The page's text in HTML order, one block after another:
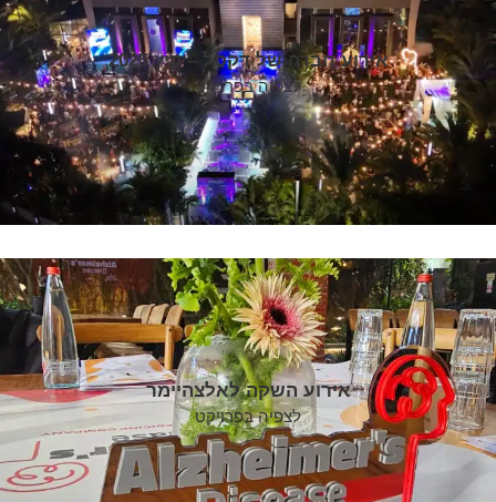
אירוע חברה של דקסל – קיץ 2025
לצפיה בפרויקט
אירוע השקה לאלצהיימר
לצפיה בפרויקט